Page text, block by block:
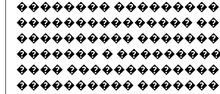
�������� ���������
���������������
����������
������� �
����
����������